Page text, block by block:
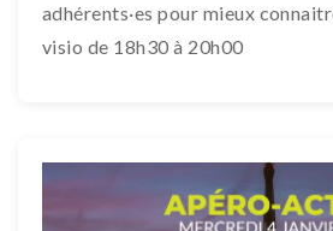
adhérents·es pour mieux
visio de 18h30 à 20h00